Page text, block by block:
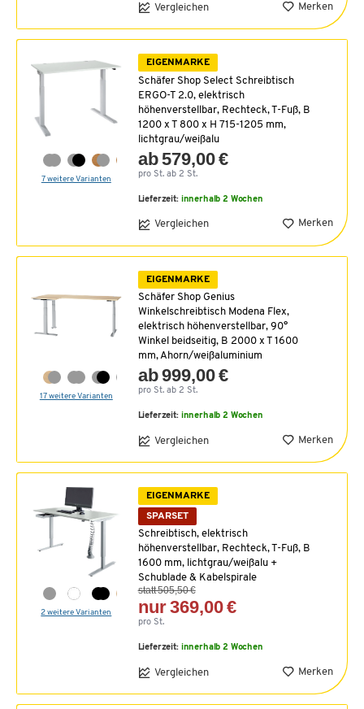
Vergleichen Merken
7 weitere Varianten
EIGENMARKE
Schäfer Shop Select Schreibtisch
ERGO-T 2.0, elektrisch
höhenverstellbar, Rechteck, T-Fuß, B
1200 x T 800 x H 715-1205 mm,
lichtgrau/weißalu
ab 579,00 €
pro St. ab 2 St.
Lieferzeit: innerhalb 2 Wochen
Vergleichen Merken
17 weitere Varianten
EIGENMARKE
Schäfer Shop Genius
Winkelschreibtisch Modena Flex,
elektrisch höhenverstellbar, 90°
Winkel beidseitig, B 2000 x T 1600
mm, Ahorn/weißaluminium
ab 999,00 €
pro St. ab 2 St.
Lieferzeit: innerhalb 2 Wochen
Vergleichen Merken
2 weitere Varianten
EIGENMARKE
SPARSET
Schreibtisch, elektrisch
höhenverstellbar, Rechteck, T-Fuß, B
1600 mm, lichtgrau/weißalu +
Schublade & Kabelspirale
statt 505,50 €
nur 369,00 €
pro St.
Lieferzeit: innerhalb 2 Wochen
Vergleichen Merken